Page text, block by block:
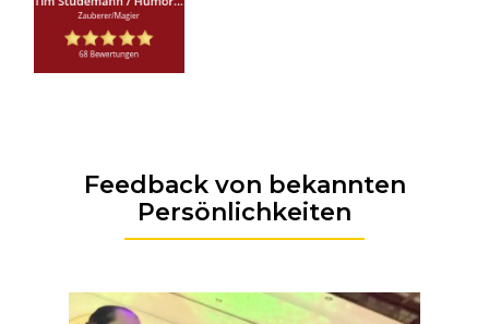
Feedback von bekannten
Persönlichkeiten